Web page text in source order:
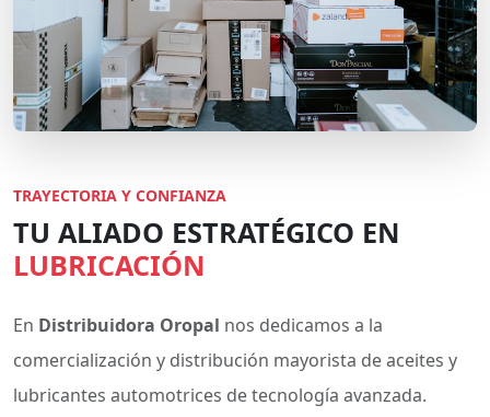
TRAYECTORIA Y CONFIANZA
TU ALIADO ESTRATÉGICO EN
LUBRICACIÓN
En Distribuidora Oropal nos dedicamos a la
comercialización y distribución mayorista de aceites y
lubricantes automotrices de tecnología avanzada.